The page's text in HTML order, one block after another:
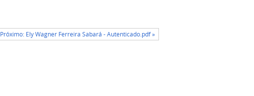
Próximo: Ely Wagner Ferreira Sabará - Autenticado.pdf »